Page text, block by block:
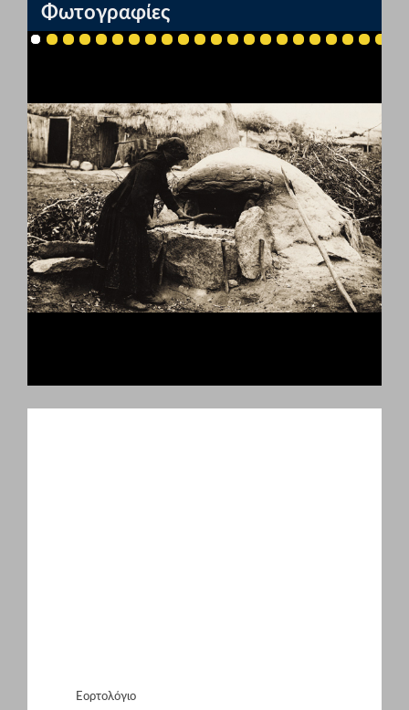
Φωτογραφίες
Εορτολόγιο